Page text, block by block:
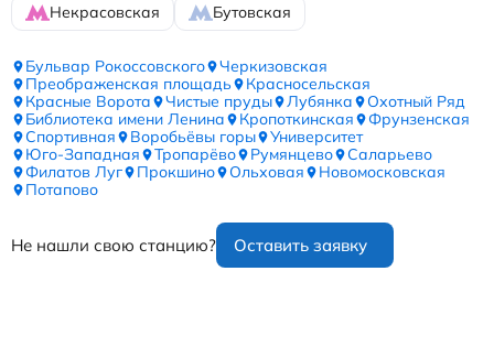
Некрасовская
Бутовская
Бульвар Рокоссовского
Черкизовская
Преображенская площадь
Красносельская
Красные Ворота
Чистые пруды Лубянка
Охотный Ряд
Библиотека имени Ленина
Кропоткинская
Фрунзенская
Спортивная
Воробьёвы горы
Университет
Юго-Западная
Тропарёво Румянцево
Саларьево
Филатов Луг
Прокшино Ольховая
Новомосковская
Потапово
Не нашли свою станцию? Оставить заявку